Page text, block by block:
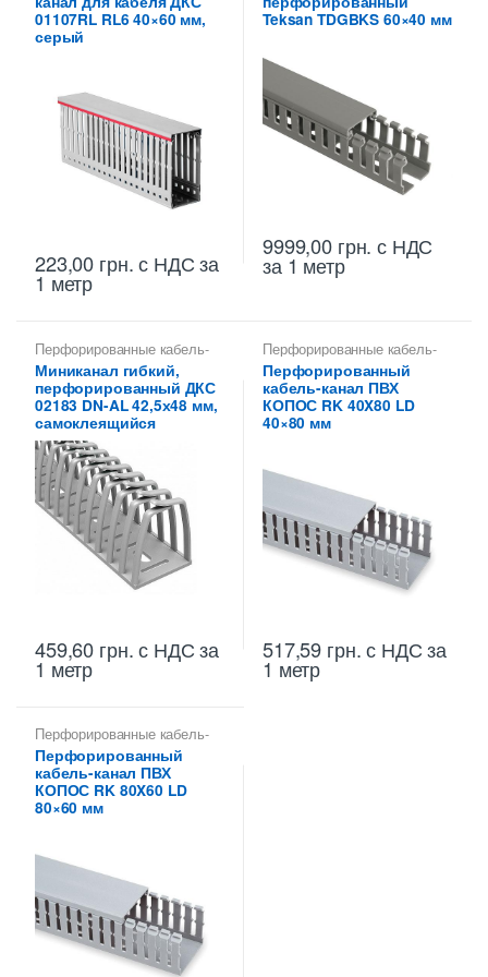
01107RL RL6 40×60 мм,
серый
223,00 грн.с НДС за
1 метр
Teksan TDGBKS 60×40 мм
9999,00 грн. с НДС
за 1 метр
Перфорированные кабель-
каналы ПВХ
Миниканал гибкий,
перфорированный ДКС
02183 DN-AL 42,5х48 мм,
самоклеящийся
459,60 грн.с НДС за
1 метр
Перфорированные кабель-
каналы ПВХ
Перфорированный
кабель-канал ПВХ
КОПОС RK 40X80 LD
40×80 мм
517,59 грн.с НДС за
1 метр
Перфорированные кабель-
каналы ПВХ
Перфорированный
кабель-канал ПВХ
КОПОС RK 80X60 LD
80×60 мм